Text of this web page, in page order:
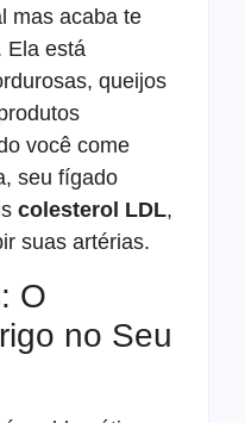
mas acaba te
Ela está
queijos
você come
seu fígado
colesterol LDL,
suas artérias.
O
no Seu